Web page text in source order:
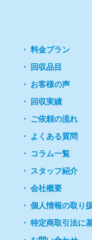
料金プラン
回収品目
お客様の声
回収実績
ご依頼の流れ
よくある質問
コラム一覧
スタッフ紹介
会社概要
個人情報の取り
特定商取引法に